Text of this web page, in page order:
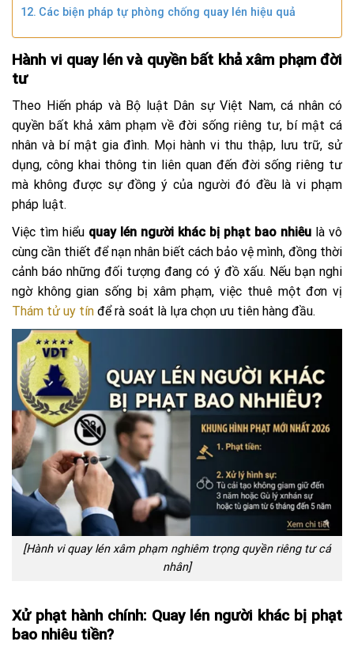
Các biện pháp tự phòng chống quay lén hiệu quả
Hành vi quay lén và quyền bất khả xâm phạm đời
tư
Theo Hiến pháp và Bộ luật Dân sự Việt Nam, cá nhân có
quyền bất khả xâm phạm về đời sống riêng tư, bí mật cá
nhân và bí mật gia đình. Mọi hành vi thu thập, lưu trữ, sử
dụng, công khai thông tin liên quan đến đời sống riêng tư
mà không được sự đồng ý của người đó đều là vi phạm
pháp luật.
Việc tìm hiểu quay lén người khác bị phạt bao nhiêu là vô
cùng cần thiết để nạn nhân biết cách bảo vệ mình, đồng thời
cảnh báo những đối tượng đang có ý đồ xấu. Nếu bạn nghi
ngờ không gian sống bị xâm phạm, việc thuê một đơn vị
Thám tử uy tín để rà soát là lựa chọn ưu tiên hàng đầu.
[Hành vi quay lén xâm phạm nghiêm trọng quyền riêng tư cá
nhân]
Xử phạt hành chính: Quay lén người khác bị phạt
bao nhiêu tiền?